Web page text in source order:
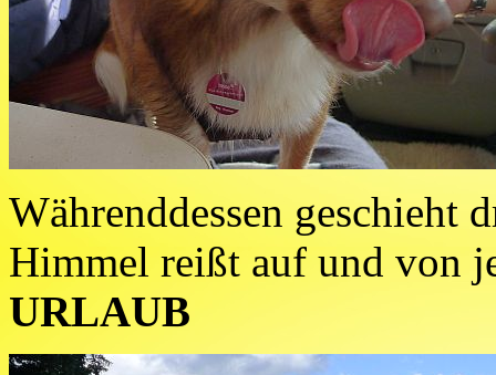
Währenddessen geschieht
Himmel reißt auf und von
URLAUB